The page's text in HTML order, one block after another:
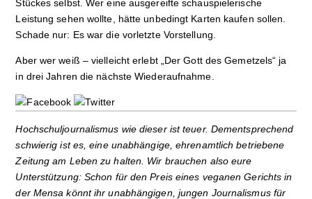
Stückes selbst. Wer eine ausgereifte schauspielerische
Leistung sehen wollte, hätte unbedingt Karten kaufen sollen.
Schade nur: Es war die vorletzte Vorstellung.​​​​​​​​​​​​​​​​
Aber wer weiß – vielleicht erlebt „Der Gott des Gemetzels“ ja
in drei Jahren die nächste Wiederaufnahme.
Hochschuljournalismus wie dieser ist teuer. Dementsprechend
schwierig ist es, eine unabhängige, ehrenamtlich betriebene
Zeitung am Leben zu halten. Wir brauchen also eure
Unterstützung: Schon für den Preis eines veganen Gerichts in
der Mensa könnt ihr unabhängigen, jungen Journalismus für